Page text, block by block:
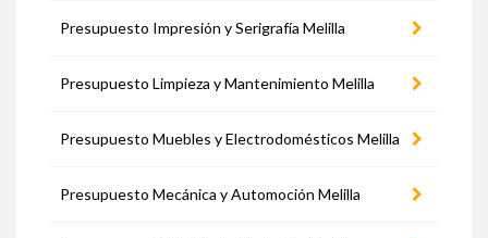
Presupuesto Impresión y Serigrafía Melilla
Presupuesto Limpieza y Mantenimiento Melilla
Presupuesto Muebles y Electrodomésticos Melilla
Presupuesto Mecánica y Automoción Melilla